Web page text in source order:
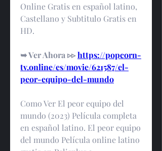
Online Gratis en español latino,
Castellano y Subtitulo Gratis en
HD.
➥ Ver Ahora ▹▹ https://popcorn-
tv.online/es/movie/621587/el-
peor-equipo-del-mundo
Como Ver El peor equipo del
mundo (2023) Película completa
en español latino. El peor equipo
del mundo Película online latino